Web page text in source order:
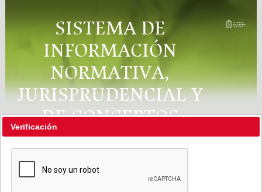
SISTEMA DE
INFORMACIÓN
NORMATIVA,
JURISPRUDENCIAL Y
DE CONCEPTOS
"RÉGIMEN LEGAL"
Verificación